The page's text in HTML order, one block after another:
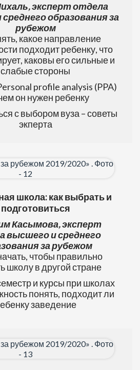
эксперт отдела
образования за
рубежом
какое направление
подходит ребенку, что
каковы его сильные и
слабые стороны
profile analysis (PPA)
он нужен ребенку
с выбором вуза – советы
экперта
школа: как выбрать и
подготовиться
Касымова,эксперт
высшего и среднего
за рубежом
чтобы правильно
школу в другой стране
и курсы при школах
понять, подходит ли
заведение